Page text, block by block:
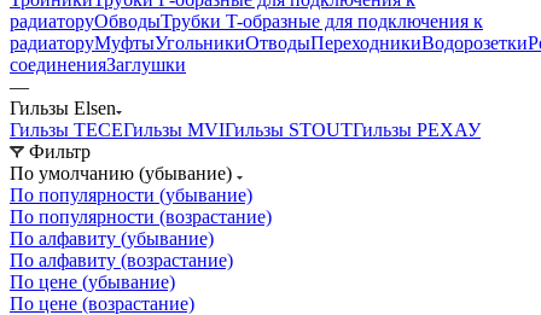
радиаторуОбводыТрубки T-образные для подключения к
радиаторуМуфтыУгольникиОтводыПереходникиВодорозетки
соединенияЗаглушки
—
Гильзы Elsen
Гильзы TECEГильзы MVIГильзы STOUTГильзы РЕХАУ
Фильтр
По умолчанию (убывание)
По популярности (убывание)
По популярности (возрастание)
По алфавиту (убывание)
По алфавиту (возрастание)
По цене (убывание)
По цене (возрастание)